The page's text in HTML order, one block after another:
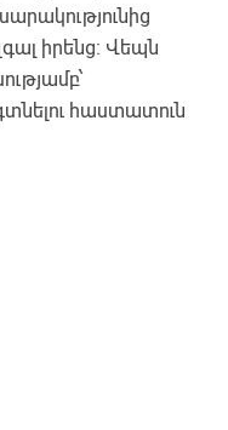
իրենց։ Վեպն
հաստատուն